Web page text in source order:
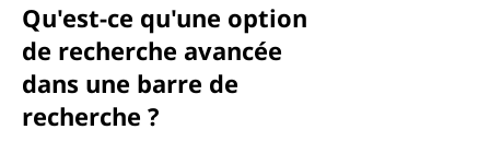
Qu'est-ce qu'une option
de recherche avancée
dans une barre de
recherche ?